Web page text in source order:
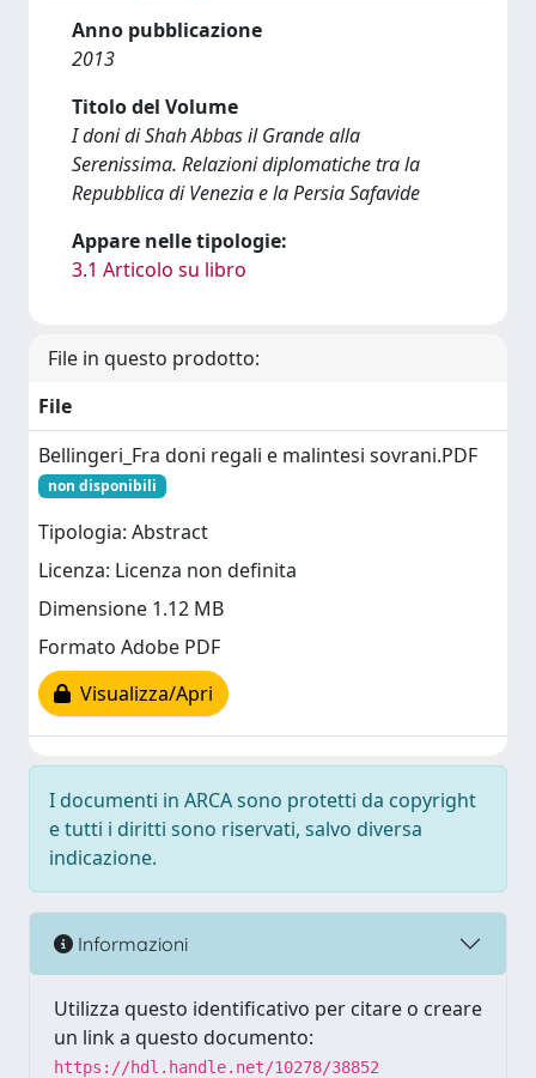
Anno pubblicazione
2013
Titolo del Volume
I doni di Shah Abbas il Grande alla
Serenissima. Relazioni diplomatiche tra la
Repubblica di Venezia e la Persia Safavide
Appare nelle tipologie:
3.1 Articolo su libro
File in questo prodotto:
File
Bellingeri_Fra doni regali e malintesi sovrani.PDF
non disponibili
Tipologia: Abstract
Licenza: Licenza non definita
Dimensione 1.12 MB
Formato Adobe PDF
Visualizza/Apri
I documenti in ARCA sono protetti da copyright
e tutti i diritti sono riservati, salvo diversa
indicazione.
Informazioni
Utilizza questo identificativo per citare o creare
un link a questo documento:
https://hdl.handle.net/10278/38852